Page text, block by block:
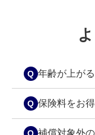
年齢が上が
ペットの年齢
わります。犬
なります。
保険料をお